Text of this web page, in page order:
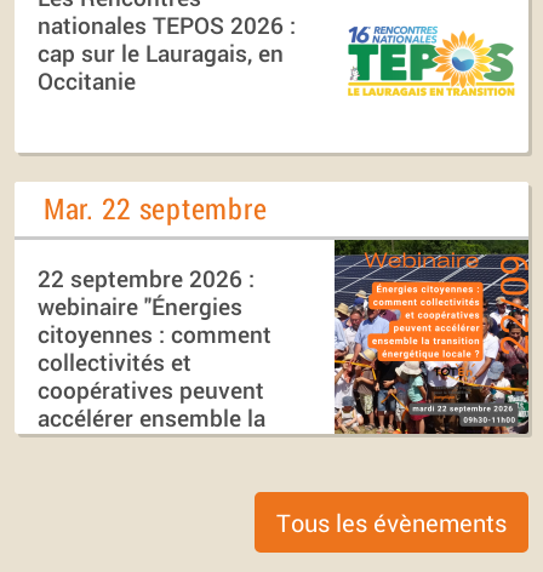
nationales TEPOS 2026 :
cap sur le Lauragais, en
Occitanie
Mar. 22 septembre
22 septembre 2026 :
webinaire "Énergies
citoyennes : comment
collectivités et
coopératives peuvent
accélérer ensemble la
transition énergétique
Tous les évènements